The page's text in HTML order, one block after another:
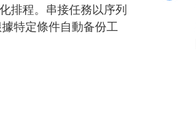
排程。串接任務以序列
特定條件自動备份工